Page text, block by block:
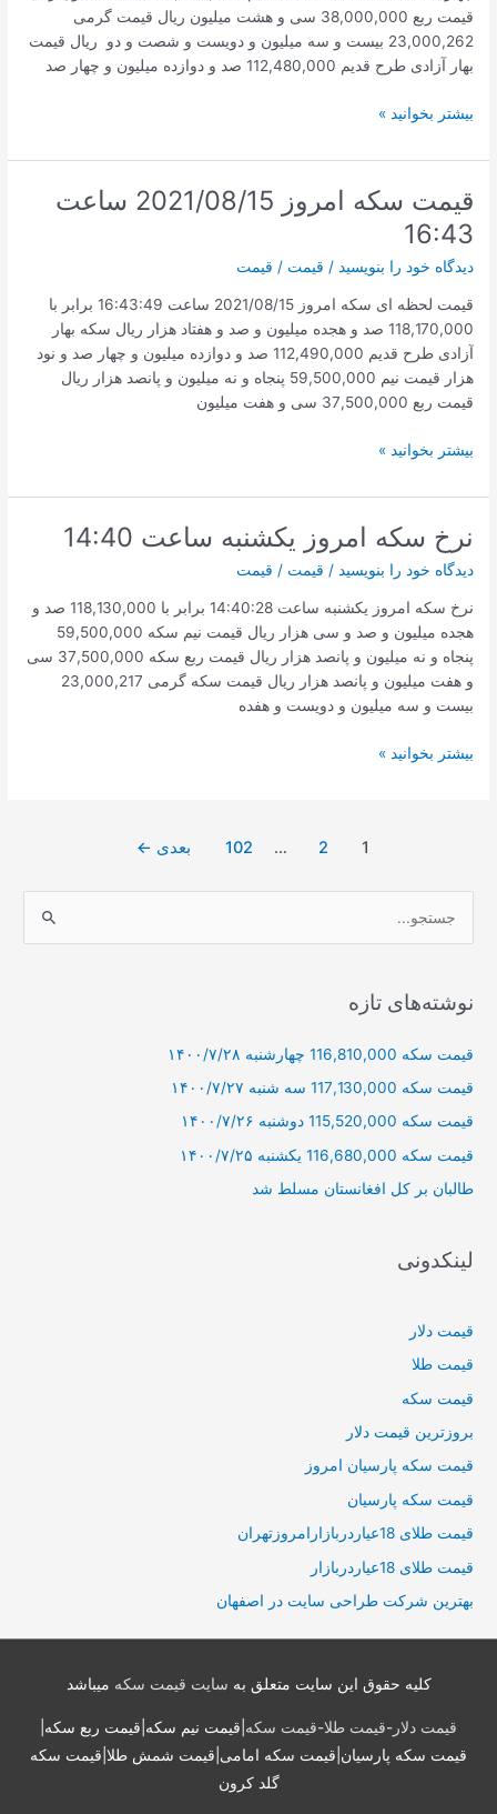
قیمت ربع 38,000,000 سی و هشت میلیون ریال قیمت گرمی
23,000,262 بیست و سه میلیون و دویست و شصت و دو ریال قیمت
بهار آزادی طرح قدیم 112,480,000 صد و دوازده میلیون و چهار صد
سکه
118,160,000
18:31
بیشتر بخوانید »
قیمت سکه امروز 2021/08/15 ساعت
16:43
دیدگاه‌ خود را بنویسید / قیمت / قیمت
قیمت لحظه ای سکه امروز 2021/08/15 ساعت 16:43:49 برابر با
118,170,000 صد و هجده میلیون و صد و هفتاد هزار ریال سکه بهار
آزادی طرح قدیم 112,490,000 صد و دوازده میلیون و چهار صد و نود
هزار قیمت نیم 59,500,000 پنجاه و نه میلیون و پانصد هزار ریال
قیمت ربع 37,500,000 سی و هفت میلیون
قیمت
امروز
ساعت
16:43
بیشتر بخوانید »
نرخ سکه امروز یکشنبه ساعت 14:40
دیدگاه‌ خود را بنویسید / قیمت / قیمت
نرخ سکه امروز یکشنبه ساعت 14:40:28 برابر با 118,130,000 صد و
هجده میلیون و صد و سی هزار ریال قیمت نیم سکه 59,500,000
پنجاه و نه میلیون و پانصد هزار ریال قیمت ربع سکه 37,500,000 سی
و هفت میلیون و پانصد هزار ریال قیمت سکه گرمی 23,000,217
بیست و سه میلیون و دویست و هفده
نرخ
بیشتر بخوانید »
1
2
…
102 بعدی ←
ب
ر
ا
نوشته‌های تازه
قیمت سکه 116,810,000 چهارشنبه ۱۴۰۰/۷/۲۸
قیمت سکه 117,130,000 سه شنبه ۱۴۰۰/۷/۲۷
قیمت سکه 115,520,000 دوشنبه ۱۴۰۰/۷/۲۶
قیمت سکه 116,680,000 یکشنبه ۱۴۰۰/۷/۲۵
طالبان بر كل افغانستان مسلط شد
لینکدونی
قیمت دلار
قیمت طلا
قیمت سکه
بروزترین قیمت دلار
قیمت سکه پارسیان امروز
قیمت سکه پارسیان
قیمت طلای 18عیاردربازارامروزتهران
قیمت طلای 18عیاردربازار
بهترین شرکت طراحی سایت در اصفهان
کلیه حقوق این سایت متعلق به سایت قیمت سکه میباشد
قیمت دلار -قیمت طلا-قیمت سکه |قیمت نیم سکه|قیمت ربع سکه|
قیمت سکه پارسیان|قیمت سکه امامی|قیمت شمش طلا|قیمت سکه
گلد کرون